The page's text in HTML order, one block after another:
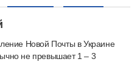
Новой Почты в Украине
не превышает 1 – 3